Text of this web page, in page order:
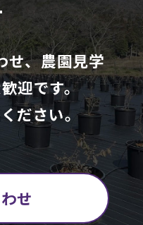
せ、農園見学
迎です。
ださい。
せ